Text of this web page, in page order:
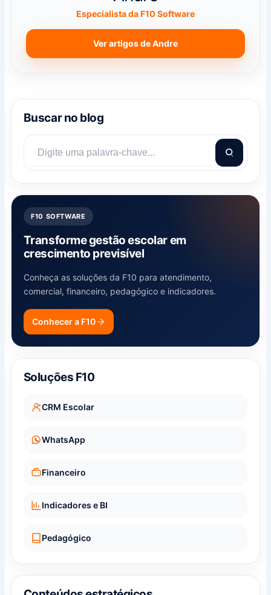
Especialista da F10 Software
Ver artigos de Andre
Buscar no blog
F10 SOFTWARE
Transforme gestão escolar em
crescimento previsível
Conheça as soluções da F10 para atendimento,
comercial, financeiro, pedagógico e indicadores.
Conhecer a F10
Soluções F10
CRM Escolar
WhatsApp
Financeiro
Indicadores e BI
Pedagógico